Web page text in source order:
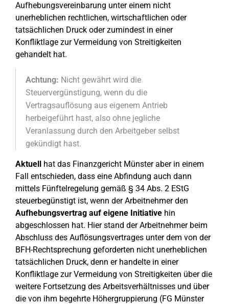
Aufhebungsvereinbarung unter einem nicht
unerheblichen rechtlichen, wirtschaftlichen oder
tatsächlichen Druck oder zumindest in einer
Konfliktlage zur Vermeidung von Streitigkeiten
gehandelt hat.
Achtung: Nicht gewährt wird die
Steuervergünstigung, wenn du die
Vertragsauflösung aus eigenem Antrieb
herbeigeführt hast, also ohne jegliche
Veranlassung durch den Arbeitgeber selbst
gekündigt hast.
Aktuell hat das Finanzgericht Münster aber in einem
Fall entschieden, dass eine Abfindung auch dann
mittels Fünftelregelung gemäß § 34 Abs. 2 EStG
steuerbegünstigt ist, wenn der Arbeitnehmer den
Aufhebungsvertrag auf eigene Initiative hin
abgeschlossen hat. Hier stand der Arbeitnehmer beim
Abschluss des Auflösungsvertrages unter dem von der
BFH-Rechtsprechung geforderten nicht unerheblichen
tatsächlichen Druck, denn er handelte in einer
Konfliktlage zur Vermeidung von Streitigkeiten über die
weitere Fortsetzung des Arbeitsverhältnisses und über
die von ihm begehrte Höhergruppierung (FG Münster